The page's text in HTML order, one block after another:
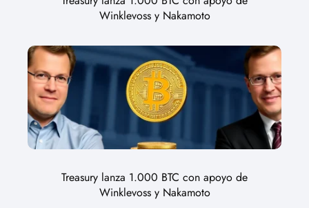
Winklevoss y Nakamoto
Treasury lanza 1.000 BTC con apoyo de
Winklevoss y Nakamoto